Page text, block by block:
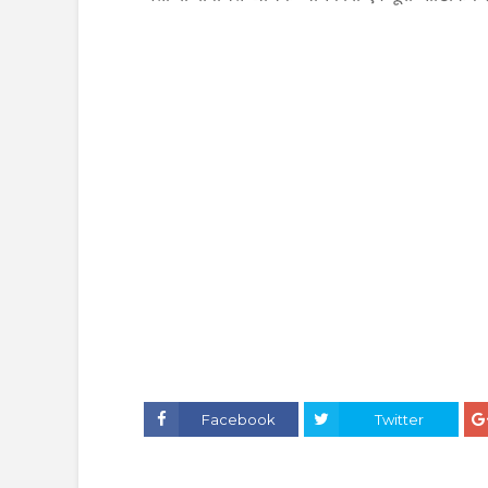
Facebook Twitter